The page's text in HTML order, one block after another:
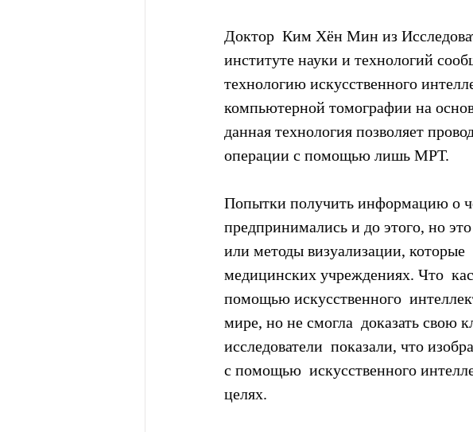
Доктор  Ким Хён Мин из
институте науки и технологий
технологию искусственного
компьютерной томографии на
данная технология позволяет
операции с помощью лишь МРТ.
Попытки получить информацию о
предпринимались и до этого, но
или методы визуализации,
медицинских учреждениях. Что
помощью искусственного
мире, но не смогла  доказать свою
исследователи  показали, что
с помощью  искусственного
целях.